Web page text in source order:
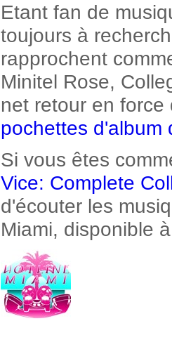
Etant fan de
toujours à
rapprochent
Minitel Rose,
net retour en
pochettes d'album
Si vous êtes
Vice: Complete
d'écouter les
Miami, disponible